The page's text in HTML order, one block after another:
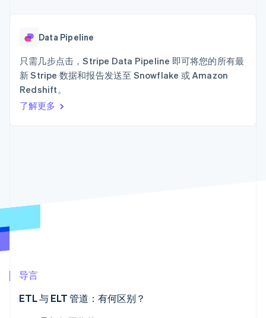
Authorization
支付成功率优
Link
加速结账
Stripe Sigma
碳移除
Stripe Sessions 2026
按行业
酒店、旅游与休闲
资源
应用集成
Stripe Press
联系销售
Data Pipeline
只需几步点击，Stripe Data Pipeline 即可将您的所有最
新 Stripe 数据和报告发送至 Snowflake 或 Amazon
Redshift。
了解更多
导言
ETL 与 ELT 管道：有何区别？